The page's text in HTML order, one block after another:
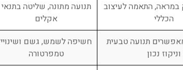
במראה, התאמה לעיצוב
הכללי
תנועה מתונה, שליטה בתנאי
אקלים
תנועה טבעית
וניקוז נכון
חשיפה לשמש, גשם ושינויי
טמפרטורה